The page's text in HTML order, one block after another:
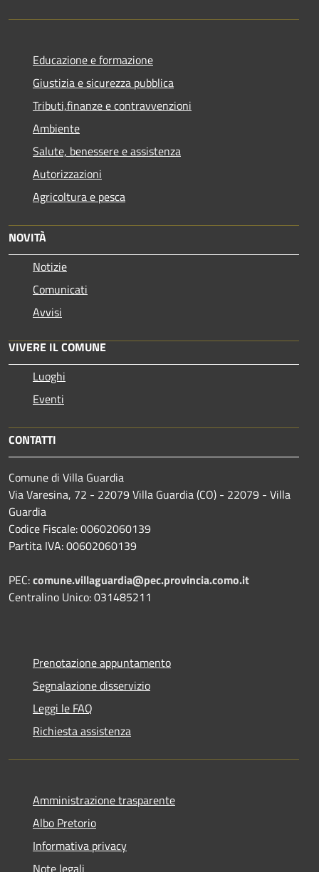
Educazione e formazione
Giustizia e sicurezza pubblica
Tributi,finanze e contravvenzioni
Ambiente
Salute, benessere e assistenza
Autorizzazioni
Agricoltura e pesca
NOVITÀ
Notizie
Comunicati
Avvisi
VIVERE IL COMUNE
Luoghi
Eventi
CONTATTI
Comune di Villa Guardia
Via Varesina, 72 - 22079 Villa Guardia (CO) - 22079 - Villa
Guardia
Codice Fiscale: 00602060139
Partita IVA: 00602060139
PEC:comune.villaguardia@pec.provincia.como.it
Centralino Unico: 031485211
Prenotazione appuntamento
Segnalazione disservizio
Leggi le FAQ
Richiesta assistenza
Amministrazione trasparente
Albo Pretorio
Informativa privacy